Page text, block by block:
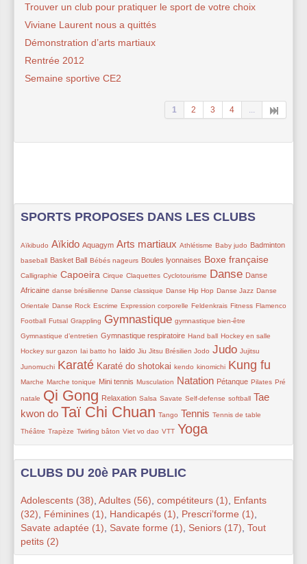
Trouver un club pour pratiquer le sport de votre choix
Viviane Laurent nous a quittés
Démonstration d’arts martiaux
Rentrée 2012
Semaine sportive CE2
1 2 3 4
SPORTS PROPOSES DANS LES CLUBS
18/342
Aïkibudo
206/342Aïkido
109/342 Aquagym
191/342 Arts martiaux
50/342 Athlétisme
66/342 Baby judo
116/342 Badminton
29/342
baseball
89/342 Basket Ball
40/342 Bébés nageurs
89/342 Boules lyonnaises
170/342 Boxe française
39/342
Calligraphie
175/342 Capoeira
45/342 Cirque
26/342 Claquettes
13/342 Cyclotourisme
218/342 Danse
91/342
Danse
Africaine
65/342 danse brésilienne
67/342 Danse classique
66/342 Danse Hip Hop
26/342 Danse Jazz
26/342
Danse
Orientale
26/342 Danse Rock
42/342 Escrime
67/342 Expression corporelle
24/342 Feldenkrais
15/342 Fitness
26/342 Flamenco
52/342
Football
63/342Futsal
49/342 Grappling
238/342 Gymnastique
18/342 gymnastique bien-être
67/342
Gymnastique d’entretien
95/342 Gymnastique respiratoire
45/342 Hand ball
26/342 Hockey en salle
26/342
Hockey sur gazon
9/342 Iai batto ho
110/342 Iaido
49/342 Jiu Jitsu Brésilien
42/342 Jodo
243/342 Judo
45/342 Jujitsu
39/342
Junomuchi
261/342 Karaté
148/342 Karaté do shotokai
39/342 kendo
39/342 kinomichi
255/342 Kung fu
13/342
Marche
18/342Marche tonique
103/342 Mini tennis
50/342 Musculation
213/342 Natation
93/342 Pétanque
23/342 Pilates
40/342 Pré
natale
342/342Qi Gong
105/342 Relaxation
26/342 Salsa
42/342 Savate
49/342 Self-defense
29/342 softball
207/342
Tae
kwon do
324/342 Taï Chi Chuan
26/342 Tango
193/342 Tennis
23/342 Tennis de table
67/342
Théâtre
44/342Trapèze
46/342 Twirling bâton
71/342 Viet vo dao
13/342 VTT
285/342 Yoga
CLUBS DU 20è PAR PUBLIC
Adolescents (38) Adultes (56) compétiteurs (1)
Enfants
(32)
Féminines (1) Handicapés (1) Prescri’forme (1)
Savate adaptée (1)
Savate forme (1) Seniors (17) Tout
petits (2)